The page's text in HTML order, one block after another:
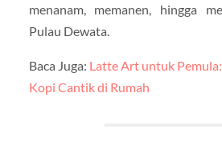
menanam, memanen, hingga
Pulau Dewata.
Baca Juga: Latte Art untuk
Kopi Cantik di Rumah